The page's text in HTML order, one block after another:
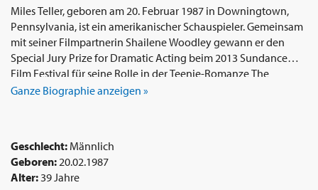
Shop
Blog
Miles Teller, geboren am 20. Februar 1987 in Downingtown,
Pennsylvania, ist ein amerikanischer Schauspieler. Gemeinsam
mit seiner Filmpartnerin Shailene Woodley gewann er den
Special Jury Prize for Dramatic Acting beim 2013 Sundance
Film Festival für seine Rolle in der Teenie-Romanze The
Spectacular Now. BiografieMiles Alexander Teller wurde 1987
Schwestern auf. Er hat englische, irische, polnische,
französische und russische Wurzeln. In der High School spielte
Miles Saxophon und Schlagzeug, wie er später in dem
Ganze Biographie anzeigen »
Geschlecht: Männlich
Geboren: 20.02.1987
Alter: 39 Jahre